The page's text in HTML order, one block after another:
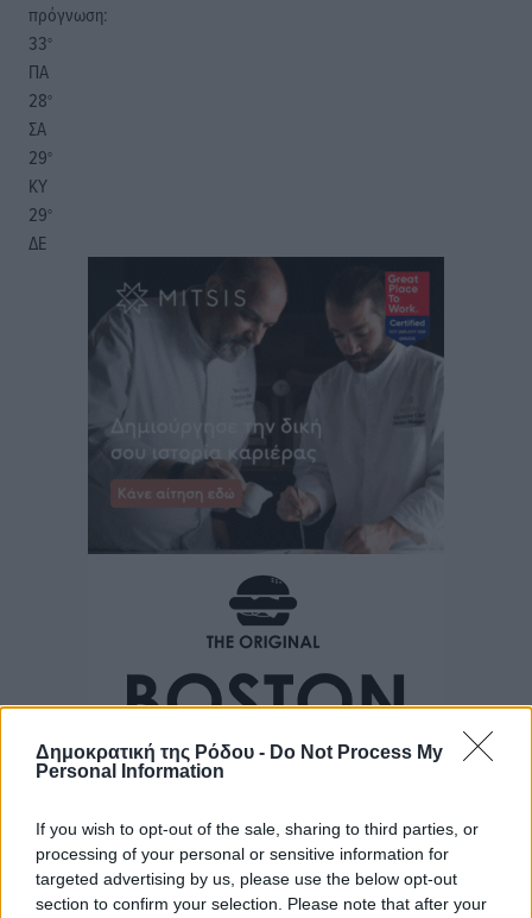
Δημοκρατική της Ρόδου - Do Not Process My
Personal Information
If you wish to opt-out of the sale, sharing to third parties, or
processing of your personal or sensitive information for
targeted advertising by us, please use the below opt-out
section to confirm your selection. Please note that after your
πρόγνωση:
33°
ΠΑ
28°
ΣΑ
29°
ΚΥ
29°
ΔΕ